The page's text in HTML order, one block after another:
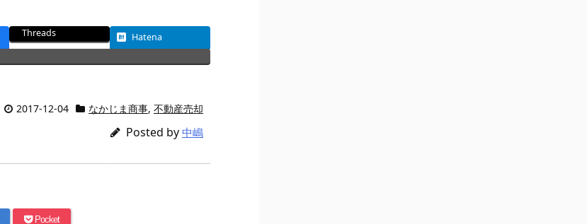
Threads
Hatena
2017-12-04 なかじま商事, 不動産売却
Posted by 中嶋
Pocket